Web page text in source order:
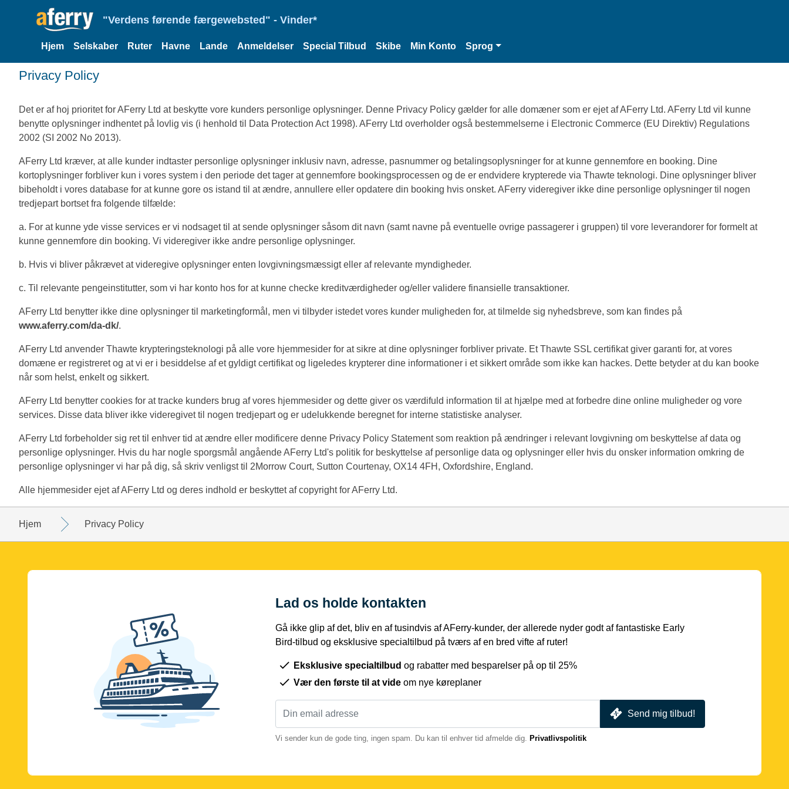
"Verdens førende færgewebsted" - Vinder*
Hjem Selskaber Ruter Havne Lande Anmeldelser Special Tilbud Skibe Min Konto Sprog
Privacy Policy
Det er af hoj prioritet for AFerry Ltd at beskytte vore kunders personlige oplysninger. Denne Privacy Policy gælder for alle domæner som er ejet af AFerry Ltd. AFerry Ltd vil kunne
benytte oplysninger indhentet på lovlig vis (i henhold til Data Protection Act 1998). AFerry Ltd overholder også bestemmelserne i Electronic Commerce (EU Direktiv) Regulations
2002 (SI 2002 No 2013).
AFerry Ltd kræver, at alle kunder indtaster personlige oplysninger inklusiv navn, adresse, pasnummer og betalingsoplysninger for at kunne gennemfore en booking. Dine
kortoplysninger forbliver kun i vores system i den periode det tager at gennemfore bookingsprocessen og de er endvidere krypterede via Thawte teknologi. Dine oplysninger bliver
bibeholdt i vores database for at kunne gore os istand til at ændre, annullere eller opdatere din booking hvis onsket. AFerry videregiver ikke dine personlige oplysninger til nogen
tredjepart bortset fra folgende tilfælde:
a. For at kunne yde visse services er vi nodsaget til at sende oplysninger såsom dit navn (samt navne på eventuelle ovrige passagerer i gruppen) til vore leverandorer for formelt at
kunne gennemfore din booking. Vi videregiver ikke andre personlige oplysninger.
b. Hvis vi bliver påkrævet at videregive oplysninger enten lovgivningsmæssigt eller af relevante myndigheder.
c. Til relevante pengeinstitutter, som vi har konto hos for at kunne checke kreditværdigheder og/eller validere finansielle transaktioner.
AFerry Ltd benytter ikke dine oplysninger til marketingformål, men vi tilbyder istedet vores kunder muligheden for, at tilmelde sig nyhedsbreve, som kan findes på
www.aferry.com/da-dk/.
AFerry Ltd anvender Thawte krypteringsteknologi på alle vore hjemmesider for at sikre at dine oplysninger forbliver private. Et Thawte SSL certifikat giver garanti for, at vores
domæne er registreret og at vi er i besiddelse af et gyldigt certifikat og ligeledes krypterer dine informationer i et sikkert område som ikke kan hackes. Dette betyder at du kan booke
når som helst, enkelt og sikkert.
AFerry Ltd benytter cookies for at tracke kunders brug af vores hjemmesider og dette giver os værdifuld information til at hjælpe med at forbedre dine online muligheder og vore
services. Disse data bliver ikke videregivet til nogen tredjepart og er udelukkende beregnet for interne statistiske analyser.
AFerry Ltd forbeholder sig ret til enhver tid at ændre eller modificere denne Privacy Policy Statement som reaktion på ændringer i relevant lovgivning om beskyttelse af data og
personlige oplysninger. Hvis du har nogle sporgsmål angående AFerry Ltd's politik for beskyttelse af personlige data og oplysninger eller hvis du onsker information omkring de
personlige oplysninger vi har på dig, så skriv venligst til 2Morrow Court, Sutton Courtenay, OX14 4FH, Oxfordshire, England.
Alle hjemmesider ejet af AFerry Ltd og deres indhold er beskyttet af copyright for AFerry Ltd.
Hjem Privacy Policy
Lad os holde kontakten
Gå ikke glip af det, bliv en af tusindvis af AFerry-kunder, der allerede nyder godt af fantastiske Early
Bird-tilbud og eksklusive specialtilbud på tværs af en bred vifte af ruter!
Eksklusive specialtilbud og rabatter med besparelser på op til 25%
Vær den første til at vide om nye køreplaner
Send mig tilbud!
Vi sender kun de gode ting, ingen spam. Du kan til enhver tid afmelde dig. Privatlivspolitik